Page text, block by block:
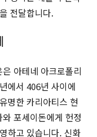
전달합니다.
아테네 아크로폴리
에서 406년 사이에
명한 카리아티스 현
포세이돈에게 헌정
하고 있습니다. 신화